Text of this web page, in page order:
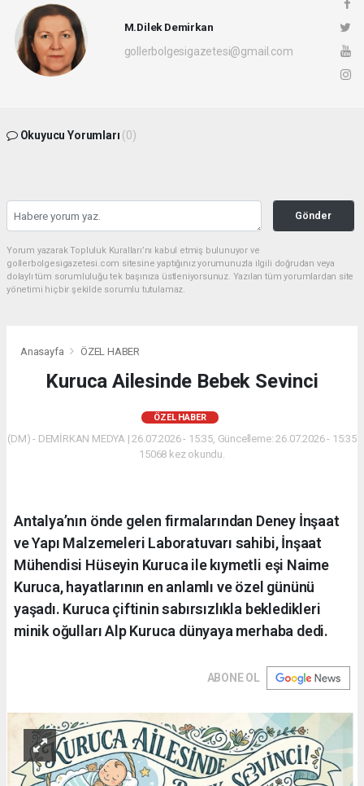
M.Dilek Demirkan
gollerbolgesigazetesi@gmail.com
Okuyucu Yorumları (0)
Gönder
Yorum yazarak Topluluk Kuralları’nı kabul etmiş bulunuyor ve
gollerbolgesigazetesi.com sitesine yaptığınız yorumunuzla ilgili doğrudan veya
dolaylı tüm sorumluluğu tek başınıza üstleniyorsunuz. Yazılan tüm yorumlardan site
yönetimi hiçbir şekilde sorumlu tutulamaz.
Anasayfa ÖZEL HABER
Kuruca Ailesinde Bebek Sevinci
ÖZEL HABER
(DM) - DEMİRKAN MEDYA | 26.07.2026 - 15:35, Güncelleme: 26.07.2026 - 15:35
15068 kez okundu.
Antalya’nın önde gelen firmalarından Deney İnşaat
ve Yapı Malzemeleri Laboratuvarı sahibi, İnşaat
Mühendisi Hüseyin Kuruca ile kıymetli eşi Naime
Kuruca, hayatlarının en anlamlı ve özel gününü
yaşadı. Kuruca çiftinin sabırsızlıkla bekledikleri
minik oğulları Alp Kuruca dünyaya merhaba dedi.
ABONE OL